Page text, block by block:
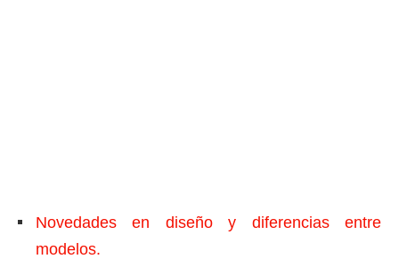
Novedades en diseño y diferencias entre
modelos.